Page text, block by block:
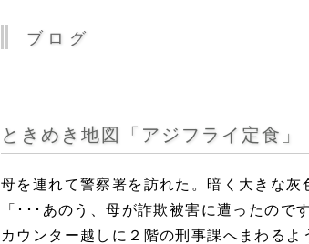
ブログ
ときめき地図「アジフライ定食」
母を連れて警察署を訪れた。暗く大きな灰
「･･･あのう、母が詐欺被害に遭ったので
カウンター越しに２階の刑事課へまわるよ